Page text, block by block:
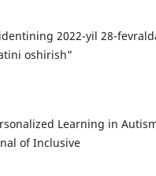
2022-yil 28-
oshirish”
Learning in
of Inclusive